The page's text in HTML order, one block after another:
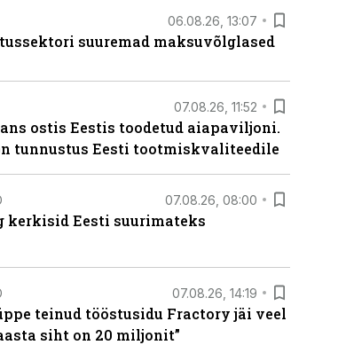
06.08.26, 13:07
suuremad maksuvõlglased
07.08.26, 11:52
ostis Eestis toodetud aiapaviljoni.
tunnustus Eesti tootmiskvaliteedile
07.08.26, 08:00
kerkisid Eesti suurimateks
07.08.26, 14:19
teinud tööstusidu Fractory jäi veel
siht on 20 miljonit”